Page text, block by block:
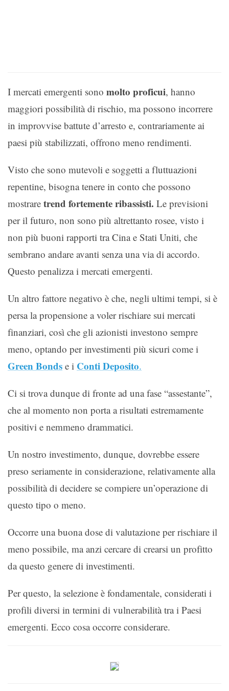
I mercati emergenti sono molto proficui, hanno
maggiori possibilità di rischio, ma possono incorrere
in improvvise battute d’arresto e, contrariamente ai
paesi più stabilizzati, offrono meno rendimenti.
Visto che sono mutevoli e soggetti a fluttuazioni
repentine, bisogna tenere in conto che possono
mostrare trend fortemente ribassisti. Le previsioni
per il futuro, non sono più altrettanto rosee, visto i
non più buoni rapporti tra Cina e Stati Uniti, che
sembrano andare avanti senza una via di accordo.
Questo penalizza i mercati emergenti.
Un altro fattore negativo è che, negli ultimi tempi, si è
persa la propensione a voler rischiare sui mercati
finanziari, così che gli azionisti investono sempre
meno, optando per investimenti più sicuri come i
Green Bonds e i Conti Deposito.
Ci si trova dunque di fronte ad una fase “assestante”,
che al momento non porta a risultati estremamente
positivi e nemmeno drammatici.
Un nostro investimento, dunque, dovrebbe essere
preso seriamente in considerazione, relativamente alla
possibilità di decidere se compiere un’operazione di
questo tipo o meno.
Occorre una buona dose di valutazione per rischiare il
meno possibile, ma anzi cercare di crearsi un profitto
da questo genere di investimenti.
Per questo, la selezione è fondamentale, considerati i
profili diversi in termini di vulnerabilità tra i Paesi
emergenti. Ecco cosa occorre considerare.